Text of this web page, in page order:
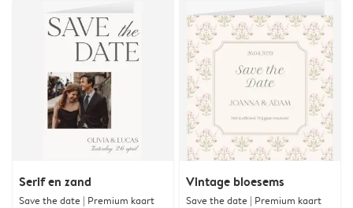
Serif en zand
Save the date | Premium kaart
Vintage bloesems
Save the date | Premium kaart